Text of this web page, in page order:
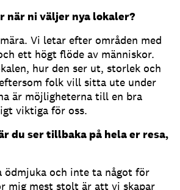
när ni väljer nya lokaler?
Vi letar efter områden med
ett högt flöde av människor.
hur den ser ut, storlek och
folk vill sitta ute under
är möjligheterna till en bra
viktiga för oss.
du ser tillbaka på hela er resa,
ödmjuka och inte ta något för
mig mest stolt är att vi skapar